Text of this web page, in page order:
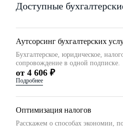
Доступные
Аутсорсинг бухгалтерских
Бухгалтерское, юридическое,
сопровождение в одной подписке.
от 4 606 ₽
Подробнее
Оптимизация налогов
Расскажем о способах экономии,